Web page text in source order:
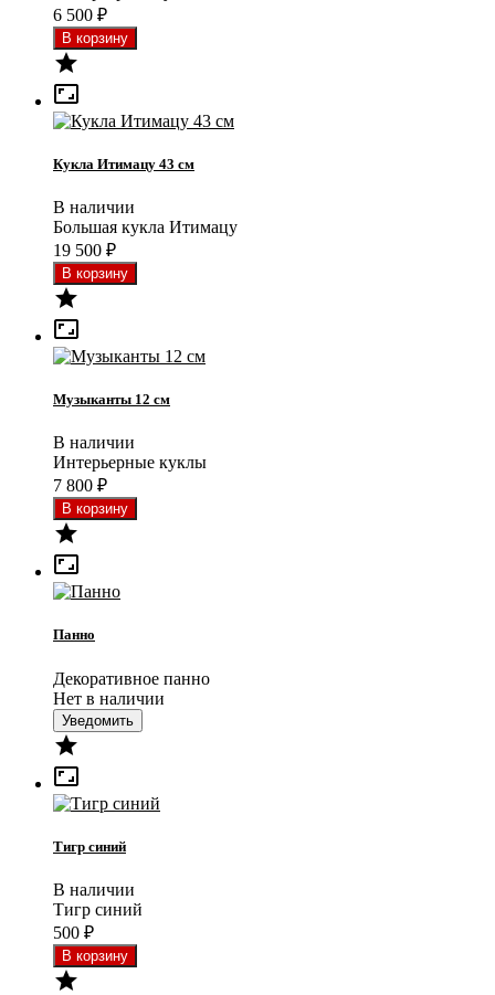
6 500 ₽


Кукла Итимацу 43 см
В наличии
Большая кукла Итимацу
19 500 ₽


Музыканты 12 см
В наличии
Интерьерные куклы
7 800 ₽


Панно
Декоративное панно
Нет в наличии
Уведомить


Тигр синий
В наличии
Тигр синий
500 ₽
